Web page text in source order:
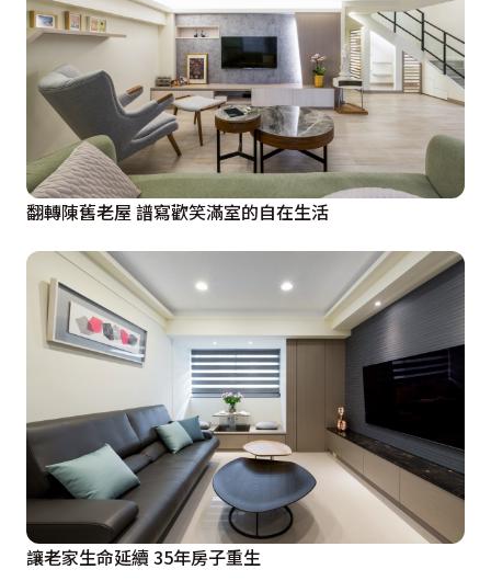
翻轉陳舊老屋 譜寫歡笑滿室的自在生活
讓老家生命延續 35年房子重生